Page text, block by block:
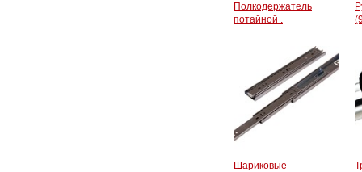
Полкодержатель
потайной .
Шариковые